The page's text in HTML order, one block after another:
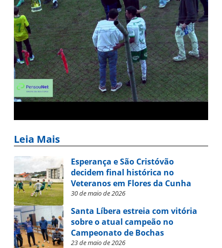
Leia Mais
Esperança e São Cristóvão
decidem final histórica no
Veteranos em Flores da Cunha
30 de maio de 2026
Santa Líbera estreia com vitória
sobre o atual campeão no
Campeonato de Bochas
23 de maio de 2026